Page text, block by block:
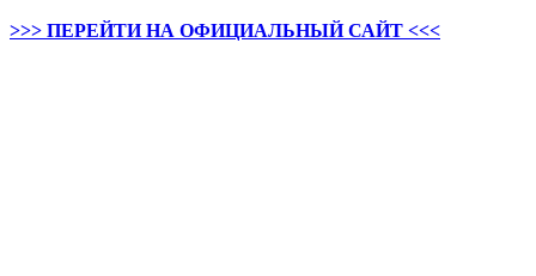
>>> ПЕРЕЙТИ НА ОФИЦИАЛЬНЫЙ САЙТ <<<